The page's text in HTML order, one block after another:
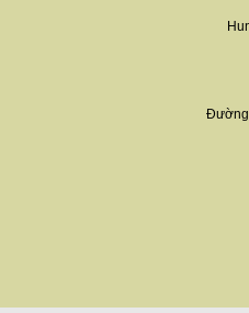
Đường